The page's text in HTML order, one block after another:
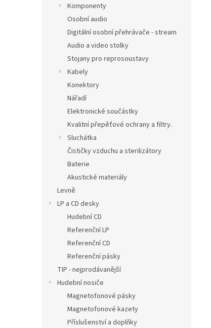
Komponenty
Osobní audio
Digitální osobní přehrávače - stream
Audio a video stolky
Stojany pro reprosoustavy
Kabely
Konektory
Nářadí
Elektronické součástky
Kvalitní přepěťové ochrany a filtry.
Sluchátka
Čističky vzduchu a sterilizátory
Baterie
Akustické materiály
Levně
LP a CD desky
Hudební CD
Referenční LP
Referenční CD
Referenční pásky
TIP - nejprodávanější
Hudební nosiče
Magnetofonové pásky
Magnetofonové kazety
Příslušenství a doplňky